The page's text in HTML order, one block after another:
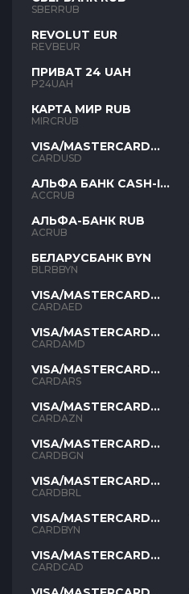
SBERRUB
REVOLUT EUR
REVBEUR
ПРИВАТ 24 UAH
P24UAH
КАРТА МИР RUB
MIRCRUB
VISA/MASTERCARD
USD
CARDUSD
АЛЬФА БАНК CASH-IN
RUB
ACCRUB
АЛЬФА-БАНК RUB
ACRUB
БЕЛАРУСБАНК BYN
BLRBBYN
VISA/MASTERCARD
AED
CARDAED
VISA/MASTERCARD
AMD
CARDAMD
VISA/MASTERCARD
ARS
CARDARS
VISA/MASTERCARD
AZN
CARDAZN
VISA/MASTERCARD
BGN
CARDBGN
VISA/MASTERCARD
BRL
CARDBRL
VISA/MASTERCARD
BYN
CARDBYN
VISA/MASTERCARD
CAD
CARDCAD